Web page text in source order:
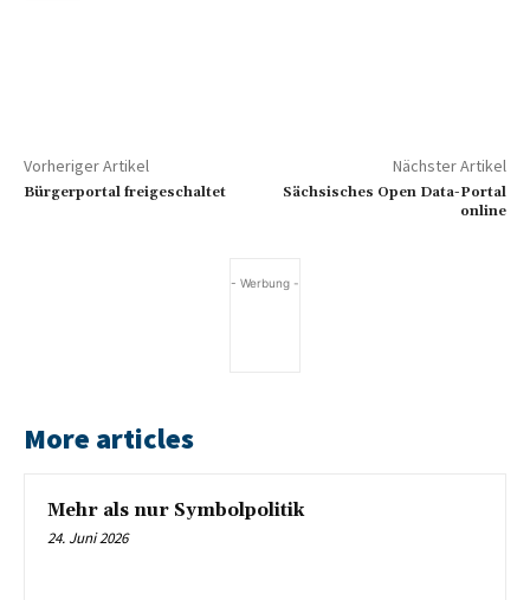
Vorheriger Artikel
Bürgerportal freigeschaltet
Nächster Artikel
Sächsisches Open Data-Portal
online
- Werbung -
More articles
Mehr als nur Symbolpolitik
24. Juni 2026